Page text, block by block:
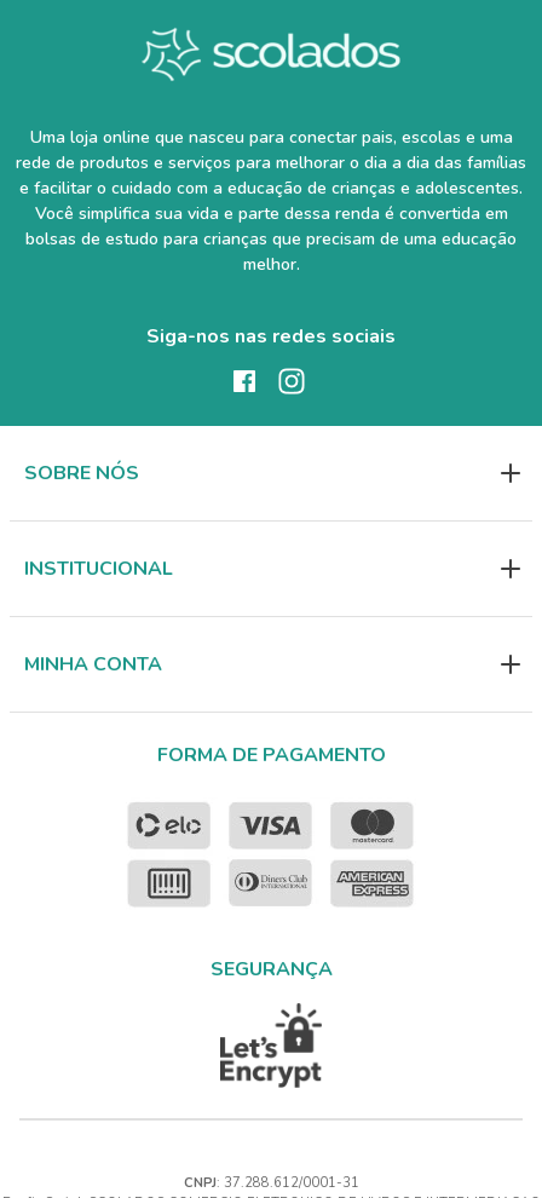
Uma loja online que nasceu para conectar pais, escolas e uma
rede de produtos e serviços para melhorar o dia a dia das famílias
e facilitar o cuidado com a educação de crianças e adolescentes.
Você simplifica sua vida e parte dessa renda é convertida em
bolsas de estudo para crianças que precisam de uma educação
melhor.
Siga-nos nas redes sociais
SOBRE NÓS
INSTITUCIONAL
MINHA CONTA
FORMA DE PAGAMENTO
SEGURANÇA
CNPJ: 37.288.612/0001-31